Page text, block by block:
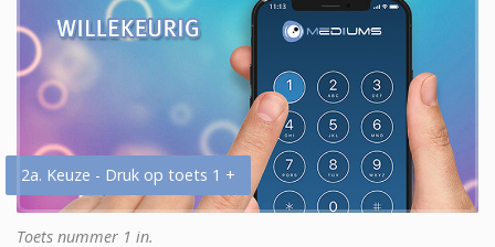
2a. Keuze - Druk op toets 1 +
Toets nummer 1 in.